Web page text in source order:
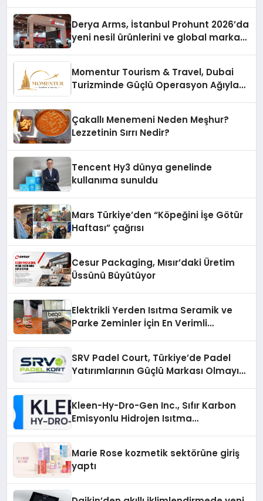
Derya Arms, İstanbul Prohunt 2026’da
yeni nesil ürünlerini ve global marka
Momentur Tourism & Travel, Dubai
Turizminde Güçlü Operasyon Ağıyla
Çakallı Menemeni Neden Meşhur?
Lezzetinin Sırrı Nedir?
Tencent Hy3 dünya genelinde
kullanıma sunuldu
Mars Türkiye’den “Köpeğini İşe Götür
Haftası” çağrısı
Cesur Packaging, Mısır’daki Üretim
Üssünü Büyütüyor
Elektrikli Yerden Isıtma Seramik ve
Parke Zeminler İçin En Verimli
SRV Padel Court, Türkiye’de Padel
Yatırımlarının Güçlü Markası Olmayı
Kleen-Hy-Dro-Gen Inc., Sıfır Karbon
Emisyonlu Hidrojen Isıtma
Marie Rose kozmetik sektörüne giriş
yaptı